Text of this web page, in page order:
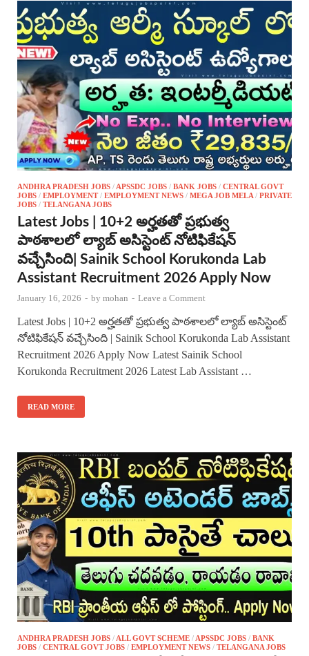
ANDHRA PRADESH JOBS / APSSDC JOBS / BANK JOBS / CENTRAL GOVT
JOBS / EMPLOYMENT/ EMPLOYMENT NEWS / MEGA JOB MELA / PRIVATE
JOBS / TELANGANA JOBS
Latest Jobs | 10+2 అర్హతతో ప్రభుత్వ
పాఠశాలలో ల్యాబ్ అసిస్టెంట్ నోటిఫికేషన్
వచ్చేసింది| Sainik School Korukonda Lab
Assistant Recruitment 2026 Apply Now
January 16, 2026 - by mohan - Leave a Comment
Latest Jobs | 10+2 అర్హతతో ప్రభుత్వ పాఠశాలలో ల్యాబ్ అసిస్టెంట్
నోటిఫికేషన్ వచ్చేసింది | Sainik School Korukonda Lab Assistant
Recruitment 2026 Apply Now Latest Sainik School
Korukonda Recruitment 2026 Latest Lab Assistant …
READ MORE
ANDHRA PRADESH JOBS / ALL GOVT SCHEME / APSSDC JOBS / BANK
JOBS / CENTRAL GOVT JOBS / EMPLOYMENT NEWS / TELANGANA JOBS